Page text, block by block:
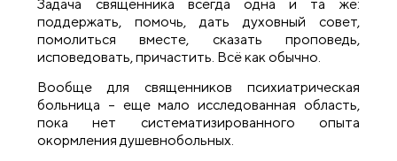
Задача священника всегда одна и та же:
поддержать, помочь, дать духовный совет,
помолиться вместе, сказать проповедь,
исповедовать, причастить. Всё как обычно.
Вообще для священников психиатрическая
больница – еще мало исследованная область,
пока нет систематизированного опыта
окормления душевнобольных.